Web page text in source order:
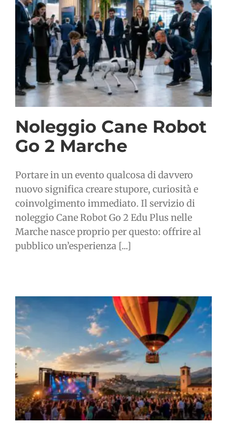
Noleggio Cane Robot
Go 2 Marche
Portare in un evento qualcosa di davvero
nuovo significa creare stupore, curiosità e
coinvolgimento immediato. Il servizio di
noleggio Cane Robot Go 2 Edu Plus nelle
Marche nasce proprio per questo: offrire al
pubblico un’esperienza [...]